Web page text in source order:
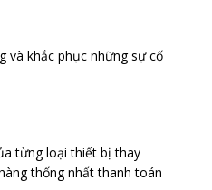
và khắc phục những sự cố
từng loại thiết bị thay
thống nhất thanh toán